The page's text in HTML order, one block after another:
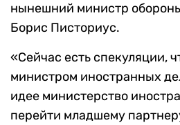
нынешний министр
Борис Писториус.
«Сейчас есть спекуляции,
министром иностранных
идее министерство
перейти младшему